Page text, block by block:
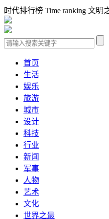
时代排行榜 Time ranking 文明
首页
生活
娱乐
旅游
城市
设计
科技
行业
新闻
军事
人物
艺术
文化
世界之最